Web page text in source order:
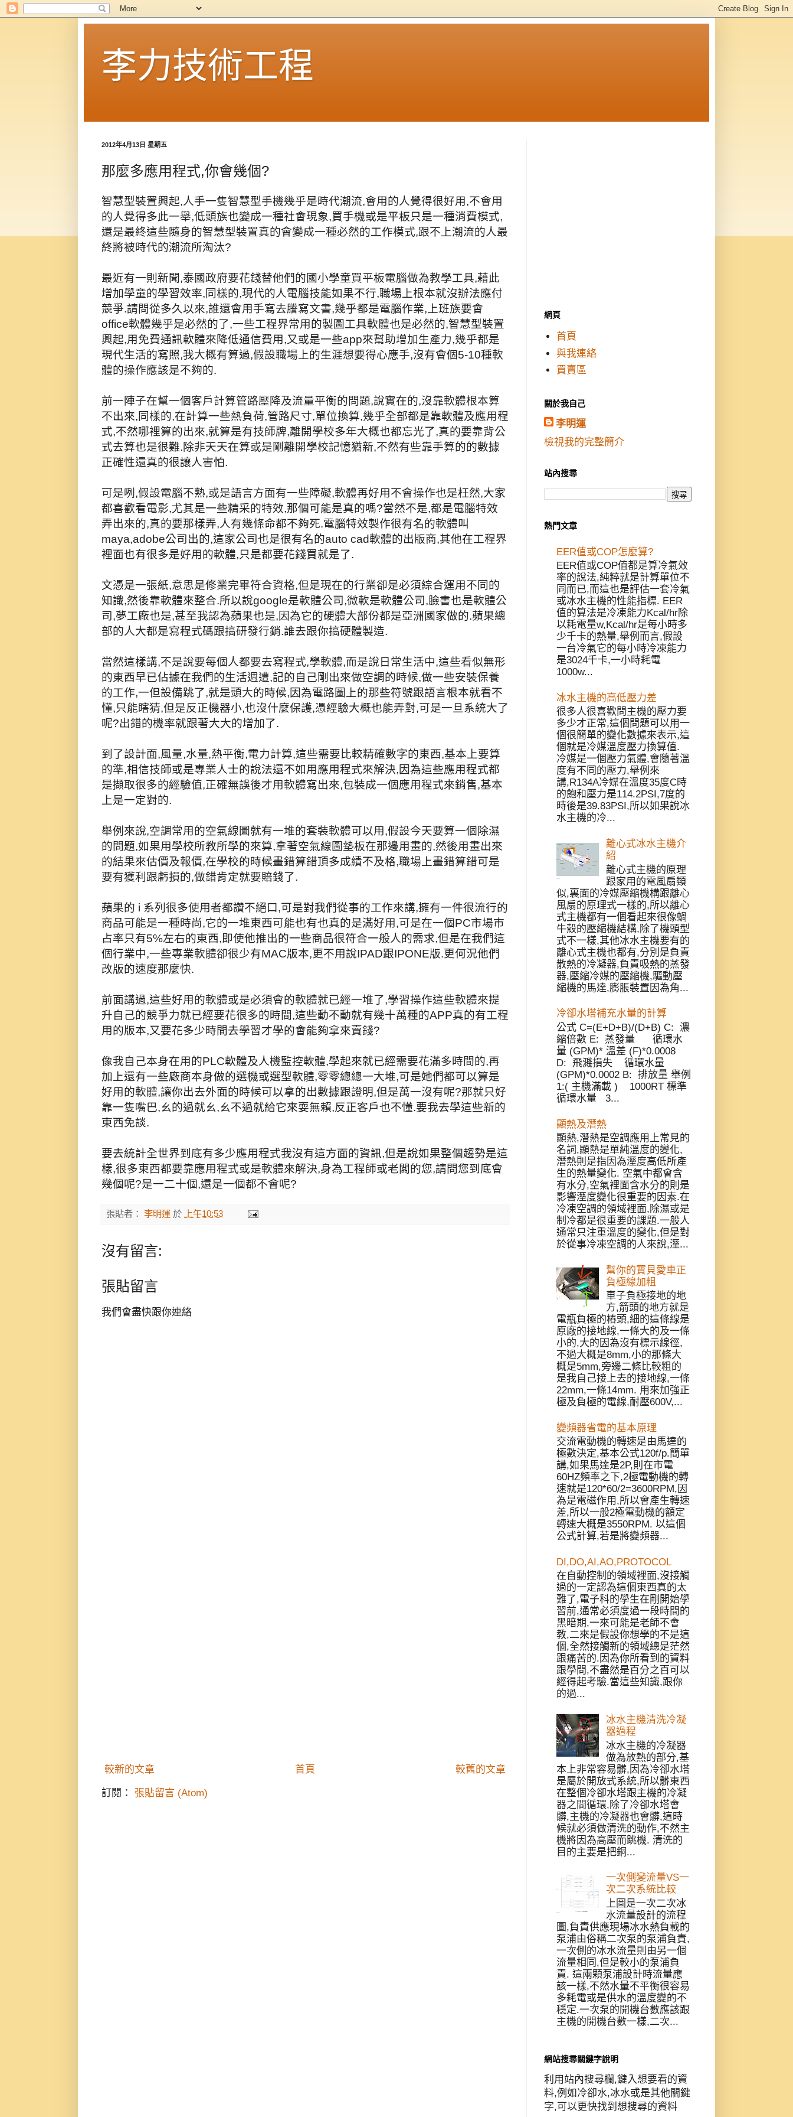
李力技術工程
2012年4月13日 星期五
那麼多應用程式,你會幾個?
智慧型裝置興起,人手一隻智慧型手機幾乎是時代潮流,會用的人覺得很好用,不會用
的人覺得多此一舉,低頭族也變成一種社會現象,買手機或是平板只是一種消費模式,
還是最終這些隨身的智慧型裝置真的會變成一種必然的工作模式,跟不上潮流的人最
終將被時代的潮流所淘汰?
最近有一則新聞,泰國政府要花錢替他們的國小學童買平板電腦做為教學工具,藉此
增加學童的學習效率,同樣的,現代的人電腦技能如果不行,職場上根本就沒辦法應付
競爭.請問從多久以來,誰還會用手寫去謄寫文書,幾乎都是電腦作業,上班族要會
office軟體幾乎是必然的了,一些工程界常用的製圖工具軟體也是必然的,智慧型裝置
興起,用免費通訊軟體來降低通信費用,又或是一些app來幫助增加生產力,幾乎都是
現代生活的寫照,我大概有算過,假設職場上的生涯想要得心應手,沒有會個5-10種軟
體的操作應該是不夠的.
前一陣子在幫一個客戶計算管路壓降及流量平衡的問題,說實在的,沒靠軟體根本算
不出來,同樣的,在計算一些熱負荷,管路尺寸,單位換算,幾乎全部都是靠軟體及應用程
式,不然哪裡算的出來,就算是有技師牌,離開學校多年大概也都忘光了,真的要靠背公
式去算也是很難.除非天天在算或是剛離開學校記憶猶新,不然有些靠手算的的數據
正確性還真的很讓人害怕.
可是咧,假設電腦不熟,或是語言方面有一些障礙,軟體再好用不會操作也是枉然,大家
都喜歡看電影,尤其是一些精采的特效,那個可能是真的嗎?當然不是,都是電腦特效
弄出來的,真的要那樣弄,人有幾條命都不夠死.電腦特效製作很有名的軟體叫
maya,adobe公司出的,這家公司也是很有名的auto cad軟體的出版商,其他在工程界
裡面也有很多是好用的軟體,只是都要花錢買就是了.
文憑是一張紙,意思是修業完畢符合資格,但是現在的行業卻是必須綜合運用不同的
知識,然後靠軟體來整合.所以說google是軟體公司,微軟是軟體公司,臉書也是軟體公
司,夢工廠也是,甚至我認為蘋果也是,因為它的硬體大部份都是亞洲國家做的.蘋果總
部的人大都是寫程式碼跟搞研發行銷.誰去跟你搞硬體製造.
當然這樣講,不是說要每個人都要去寫程式,學軟體,而是說日常生活中,這些看似無形
的東西早已佔據在我們的生活週遭,記的自己剛出來做空調的時候,做一些安裝保養
的工作,一但設備跳了,就是頭大的時候,因為電路圖上的那些符號跟語言根本就看不
懂,只能瞎猜,但是反正機器小,也沒什麼保護,憑經驗大概也能弄對,可是一旦系統大了
呢?出錯的機率就跟著大大的增加了.
到了設計面,風量,水量,熱平衡,電力計算,這些需要比較精確數字的東西,基本上要算
的準,相信技師或是專業人士的說法還不如用應用程式來解決,因為這些應用程式都
是擷取很多的經驗值,正確無誤後才用軟體寫出來,包裝成一個應用程式來銷售,基本
上是一定對的.
舉例來說,空調常用的空氣線圖就有一堆的套裝軟體可以用,假設今天要算一個除濕
的問題,如果用學校所教所學的來算,拿著空氣線圖墊板在那邊用畫的,然後用畫出來
的結果來估價及報價,在學校的時候畫錯算錯頂多成績不及格,職場上畫錯算錯可是
要有獲利跟虧損的,做錯肯定就要賠錢了.
蘋果的 i 系列很多使用者都讚不絕口,可是對我們從事的工作來講,擁有一件很流行的
商品可能是一種時尚,它的一堆東西可能也有也真的是滿好用,可是在一個PC市場市
占率只有5%左右的東西,即使他推出的一些商品很符合一般人的需求,但是在我們這
個行業中,一些專業軟體卻很少有MAC版本,更不用說IPAD跟IPONE版.更何況他們
改版的速度那麼快.
前面講過,這些好用的軟體或是必須會的軟體就已經一堆了,學習操作這些軟體來提
升自己的競爭力就已經要花很多的時間,這些動不動就有幾十萬種的APP真的有工程
用的版本,又要花多少時間去學習才學的會能夠拿來賣錢?
像我自己本身在用的PLC軟體及人機監控軟體,學起來就已經需要花滿多時間的,再
加上還有一些廠商本身做的選機或選型軟體,零零總總一大堆,可是她們都可以算是
好用的軟體,讓你出去外面的時候可以拿的出數據跟證明,但是萬一沒有呢?那就只好
靠一隻嘴巴,ㄠ的過就ㄠ,ㄠ不過就給它來耍無賴,反正客戶也不懂.要我去學這些新的
東西免談.
要去統計全世界到底有多少應用程式我沒有這方面的資訊,但是說如果整個趨勢是這
樣,很多東西都要靠應用程式或是軟體來解決,身為工程師或老闆的您,請問您到底會
幾個呢?是一二十個,還是一個都不會呢?
張貼者： 李明運 於 上午10:53
沒有留言:
張貼留言
我們會盡快跟你連絡
較新的文章 較舊的文章
首頁
訂閱： 張貼留言 (Atom)
網頁
首頁
與我連絡
買賣區
關於我自己
李明運
檢視我的完整簡介
站內搜尋
熱門文章
EER值或COP怎麼算?
EER值或COP值都是算冷氣效
率的說法,純粹就是計算單位不
同而已,而這也是評估一套冷氣
或冰水主機的性能指標. EER
值的算法是冷凍能力Kcal/hr除
以耗電量w,Kcal/hr是每小時多
少千卡的熱量,舉例而言,假設
一台冷氣它的每小時冷凍能力
是3024千卡,一小時耗電
1000w...
冰水主機的高低壓力差
很多人很喜歡問主機的壓力要
多少才正常,這個問題可以用一
個很簡單的變化數據來表示,這
個就是冷媒溫度壓力換算值.
冷媒是一個壓力氣體,會隨著溫
度有不同的壓力,舉例來
講,R134A冷媒在溫度35度C時
的飽和壓力是114.2PSI,7度的
時後是39.83PSI,所以如果說冰
水主機的冷...
離心式冰水主機介
紹
離心式主機的原理
跟家用的電風扇類
似,裏面的冷媒壓縮機構跟離心
風扇的原理式一樣的,所以離心
式主機都有一個看起來很像蝸
牛殼的壓縮機結構,除了機頭型
式不一樣,其他冰水主機要有的
離心式主機也都有,分別是負責
散熱的冷凝器,負責吸熱的蒸發
器,壓縮冷媒的壓縮機,驅動壓
縮機的馬達,膨脹裝置因為角...
冷卻水塔補充水量的計算
公式 C=(E+D+B)/(D+B) C: 濃
縮倍數 E: 蒸發量 循環水
量 (GPM)* 溫差 (F)*0.0008
D: 飛濺損失 循環水量
(GPM)*0.0002 B: 排放量 舉例
1:( 主機滿載 ) 1000RT 標準
循環水量 3...
顯熱及潛熱
顯熱,潛熱是空調應用上常見的
名詞,顯熱是單純溫度的變化,
潛熱則是指因為溼度高低所產
生的熱量變化. 空氣中都會含
有水分,空氣裡面含水分的則是
影響溼度變化很重要的因素.在
冷凍空調的領域裡面,除濕或是
制冷都是很重要的課題.一般人
通常只注重溫度的變化,但是對
於從事冷凍空調的人來說,溼...
幫你的寶貝愛車正
負極線加粗
車子負極接地的地
方,箭頭的地方就是
電瓶負極的樁頭,細的這條線是
原廠的接地線,一條大的及一條
小的,大的因為沒有標示線徑,
不過大概是8mm,小的那條大
概是5mm,旁邊二條比較粗的
是我自己接上去的接地線,一條
22mm,一條14mm. 用來加強正
極及負極的電線,耐壓600V,...
變頻器省電的基本原理
交流電動機的轉速是由馬達的
極數決定,基本公式120f/p.簡單
講,如果馬達是2P,則在市電
60HZ頻率之下,2極電動機的轉
速就是120*60/2=3600RPM,因
為是電磁作用,所以會產生轉速
差,所以一般2極電動機的額定
轉速大概是3550RPM. 以這個
公式計算,若是將變頻器...
DI,DO,AI,AO,PROTOCOL
在自動控制的領域裡面,沒接觸
過的一定認為這個東西真的太
難了,電子科的學生在剛開始學
習前,通常必須度過一段時間的
黑暗期,一來可能是老師不會
教,二來是假設你想學的不是這
個,全然接觸新的領域總是茫然
跟痛苦的.因為你所看到的資料
跟學問,不盡然是百分之百可以
經得起考驗.當這些知識,跟你
的過...
冰水主機清洗冷凝
器過程
冰水主機的冷凝器
做為放熱的部分,基
本上非常容易髒,因為冷卻水塔
是屬於開放式系統,所以髒東西
在整個冷卻水塔跟主機的冷凝
器之間循環,除了冷卻水塔會
髒,主機的冷凝器也會髒,這時
候就必須做清洗的動作,不然主
機將因為高壓而跳機. 清洗的
目的主要是把銅...
一次側變流量VS一
次二次系統比較
上圖是一次二次冰
水流量設計的流程
圖,負責供應現場冰水熱負載的
泵浦由俗稱二次泵的泵浦負責,
一次側的冰水流量則由另一個
流量相同,但是較小的泵浦負
責. 這兩顆泵浦設計時流量應
該一樣,不然水量不平衡很容易
多耗電或是供水的溫度變的不
穩定.一次泵的開機台數應該跟
主機的開機台數一樣,二次...
網站搜尋關鍵字說明
利用站內搜尋欄,鍵入想要看的資
料,例如冷卻水,冰水或是其他關鍵
字,可以更快找到想搜尋的資料